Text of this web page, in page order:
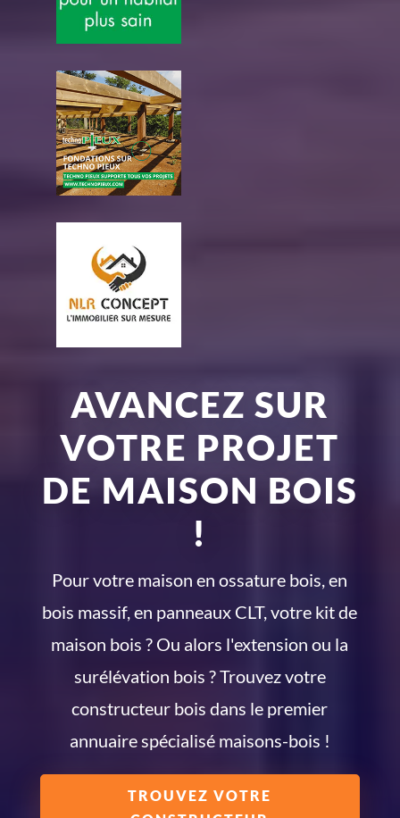
AVANCEZ SUR
VOTRE PROJET
DE MAISON BOIS
!
Pour votre maison en ossature bois, en
bois massif, en panneaux CLT, votre kit de
maison bois ? Ou alors l'extension ou la
surélévation bois ? Trouvez votre
constructeur bois dans le premier
annuaire spécialisé maisons-bois !
TROUVEZ VOTRE